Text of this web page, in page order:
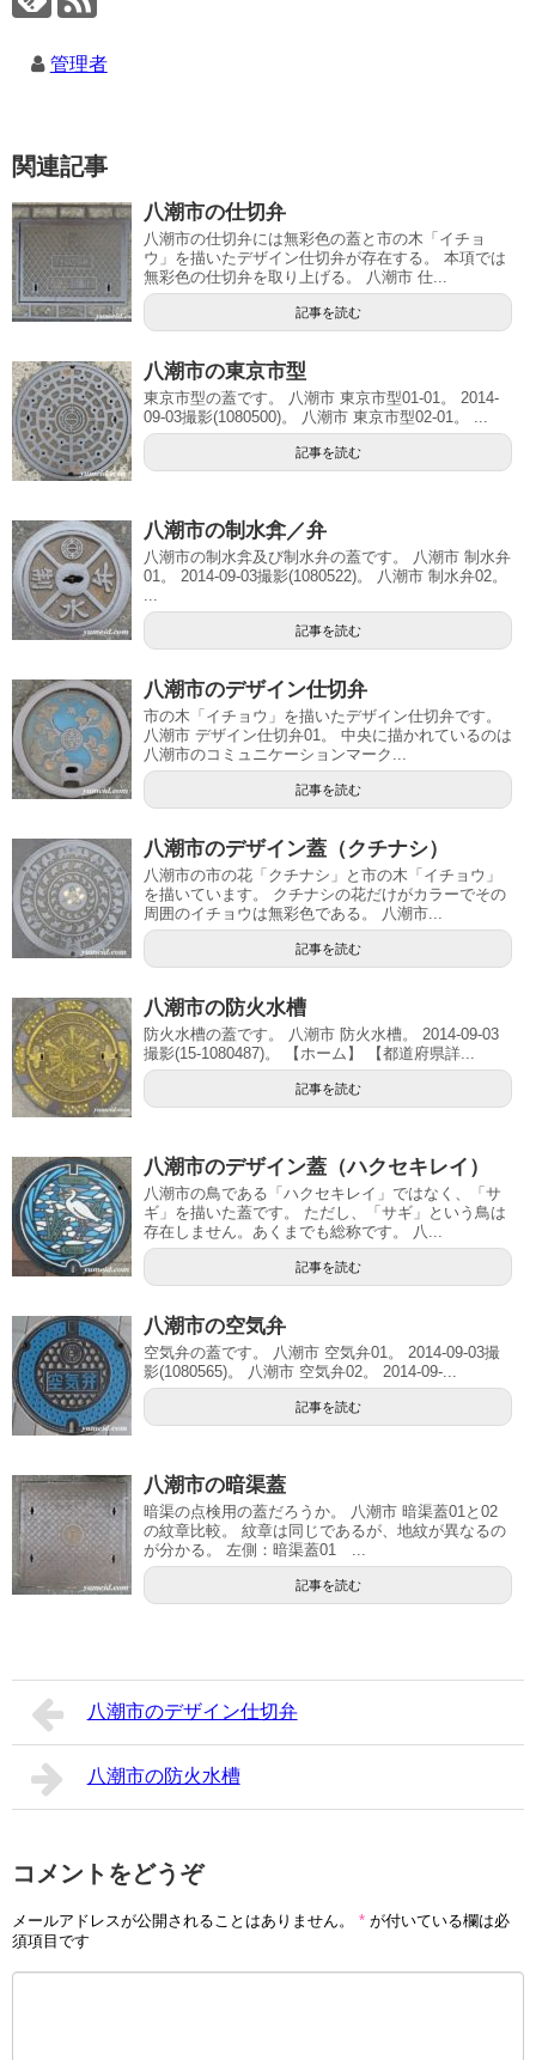
管理者
関連記事
八潮市の仕切弁
八潮市の仕切弁には無彩色の蓋と市の木「イチョ
ウ」を描いたデザイン仕切弁が存在する。 本項では
無彩色の仕切弁を取り上げる。 八潮市 仕...
記事を読む
八潮市の東京市型
東京市型の蓋です。 八潮市 東京市型01-01。 2014-
09-03撮影(1080500)。 八潮市 東京市型02-01。 ...
記事を読む
八潮市の制水弇／弁
八潮市の制水弇及び制水弁の蓋です。 八潮市 制水弁
01。 2014-09-03撮影(1080522)。 八潮市 制水弁02。
...
記事を読む
八潮市のデザイン仕切弁
市の木「イチョウ」を描いたデザイン仕切弁です。
八潮市 デザイン仕切弁01。 中央に描かれているのは
八潮市のコミュニケーションマーク...
記事を読む
八潮市のデザイン蓋（クチナシ）
八潮市の市の花「クチナシ」と市の木「イチョウ」
を描いています。 クチナシの花だけがカラーでその
周囲のイチョウは無彩色である。 八潮市...
記事を読む
八潮市の防火水槽
防火水槽の蓋です。 八潮市 防火水槽。 2014-09-03
撮影(15-1080487)。 【ホーム】 【都道府県詳...
記事を読む
八潮市のデザイン蓋（ハクセキレイ）
八潮市の鳥である「ハクセキレイ」ではなく、「サ
ギ」を描いた蓋です。 ただし、「サギ」という鳥は
存在しません。あくまでも総称です。 八...
記事を読む
八潮市の空気弁
空気弁の蓋です。 八潮市 空気弁01。 2014-09-03撮
影(1080565)。 八潮市 空気弁02。 2014-09-...
記事を読む
八潮市の暗渠蓋
暗渠の点検用の蓋だろうか。 八潮市 暗渠蓋01と02
の紋章比較。 紋章は同じであるが、地紋が異なるの
が分かる。 左側：暗渠蓋01 ...
記事を読む
八潮市のデザイン仕切弁
八潮市の防火水槽
コメントをどうぞ
メールアドレスが公開されることはありません。 * が付いている欄は必
須項目です